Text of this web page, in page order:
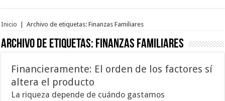
Inicio | Archivo de etiquetas: Finanzas Familiares
Archivo de etiquetas: Finanzas Familiares
Financieramente: El orden de los factores sí
altera el producto
La riqueza depende de cuándo gastamos